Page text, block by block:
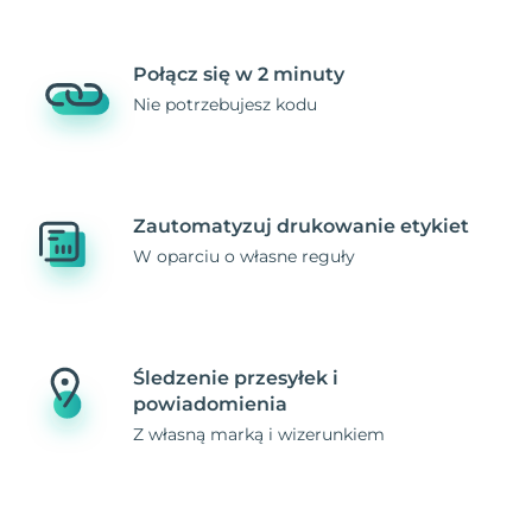
Połącz się w 2 minuty
Nie potrzebujesz kodu
Zautomatyzuj drukowanie etykiet
W oparciu o własne reguły
Śledzenie przesyłek i
powiadomienia
Z własną marką i wizerunkiem